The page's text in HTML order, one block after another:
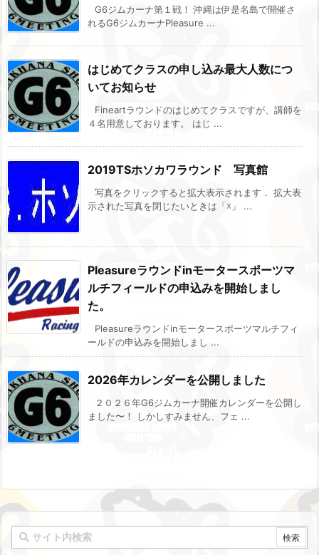
G6ジムカーナ第１戦！ 沖縄は伊是名島で開催さ
れるG6ジムカーナPleasure ...
はじめてクラスの申し込み最大人数につ
いてお知らせ
Fineartラウンドのはじめてクラスですが、講師を
４名用意しております。 はじ ...
2019TSホソカワラウンド 写真館
写真をクリックすると拡大表示されます． 拡大表
示された写真を閉じたいときは「☓」 ...
Pleasureラウンドinモータースポーツマ
ルチフィールドの申込みを開始しまし
た。
Pleasureラウンドinモータースポーツマルチフィ
ールドの申込みを開始しまし ...
2026年カレンダーを公開しました
２０２６年G6ジムカーナ開催カレンダーを公開し
ました〜！ しかしすみません、フェ ...